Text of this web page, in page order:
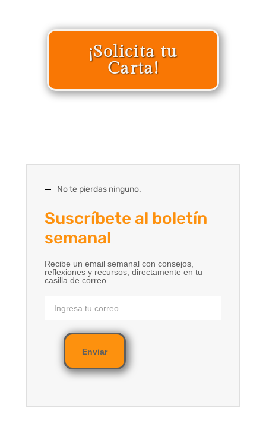
¡Solicita tu
Carta!
No te pierdas ninguno.
Suscríbete al boletín
semanal
Recibe un email semanal con consejos,
reflexiones y recursos, directamente en tu
casilla de correo.
Enviar